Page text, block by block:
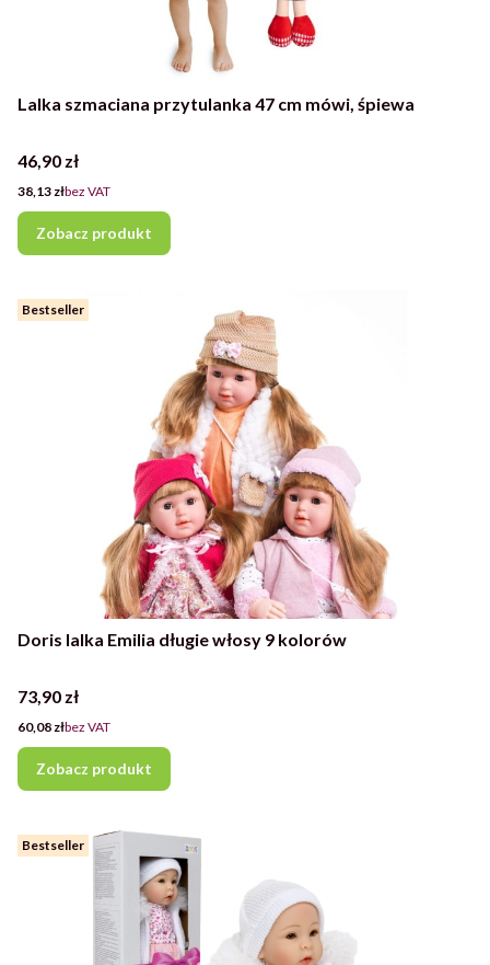
Lalka szmaciana przytulanka 47 cm mówi, śpiewa
Cena
46,90 zł
Cena
38,13 złbez VAT
Zobacz produkt
Bestseller
Doris lalka Emilia długie włosy 9 kolorów
Cena
73,90 zł
Cena
60,08 złbez VAT
Zobacz produkt
Bestseller